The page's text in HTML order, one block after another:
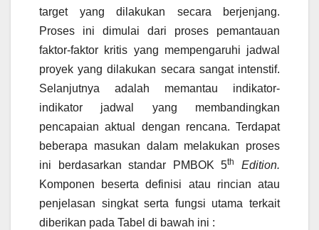
target yang dilakukan secara berjenjang.
Proses ini dimulai dari proses pemantauan
faktor-faktor kritis yang mempengaruhi jadwal
proyek yang dilakukan secara sangat intenstif.
Selanjutnya adalah memantau indikator-
indikator jadwal yang membandingkan
pencapaian aktual dengan rencana. Terdapat
beberapa masukan dalam melakukan proses
ini berdasarkan standar PMBOK 5th
Edition.
Komponen beserta definisi atau rincian atau
penjelasan singkat serta fungsi utama terkait
diberikan pada Tabel di bawah ini :